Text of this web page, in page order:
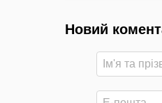
Новий